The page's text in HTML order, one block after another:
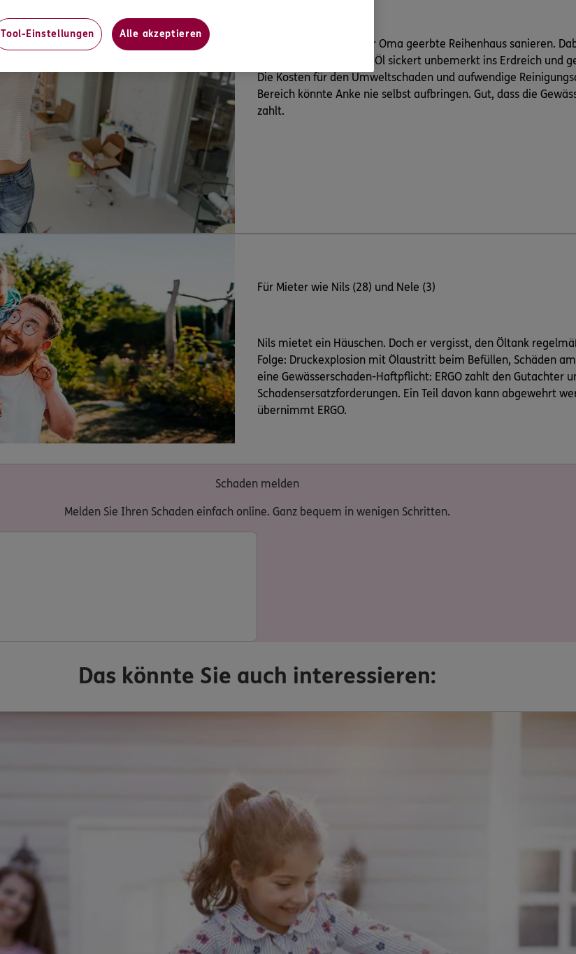
Anke lässt das von ihrer Oma geerbte Reihenhaus sanieren.
Öltank beschädigt. Das Öl sickert unbemerkt ins Erdreich und
Die Kosten für den Umweltschaden und aufwendige
Bereich könnte Anke nie selbst aufbringen. Gut, dass die
zahlt.
Für Mieter wie Nils (28) und Nele (3)
Nils mietet ein Häuschen. Doch er vergisst, den Öltank
Folge: Druckexplosion mit Ölaustritt beim Befüllen, Schäden
eine Gewässerschaden-Haftpflicht: ERGO zahlt den Gutachter
Schadensersatzforderungen. Ein Teil davon kann abgewehrt
übernimmt ERGO.
Schaden melden
Melden Sie Ihren Schaden einfach online. Ganz bequem in wenigen Schritten.
Das könnte Sie auch interessieren:
Tool-Einstellungen Alle akzeptieren